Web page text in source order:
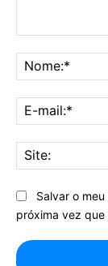
Salvar o
próxima vez que